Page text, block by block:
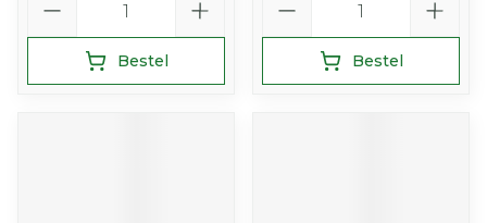
Bestel Bestel